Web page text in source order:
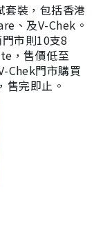
套裝，包括香港
、及V-Chek。
市則10支8
，售價低至
Chek門市購買
售完即止。